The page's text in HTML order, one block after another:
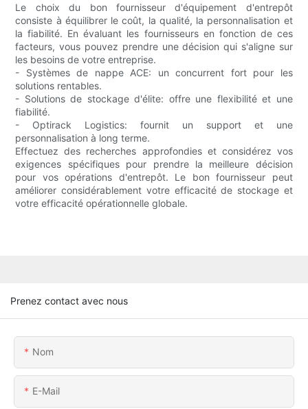
Le choix du bon fournisseur d'équipement d'entrepôt
consiste à équilibrer le coût, la qualité, la personnalisation et
la fiabilité. En évaluant les fournisseurs en fonction de ces
facteurs, vous pouvez prendre une décision qui s'aligne sur
les besoins de votre entreprise.
- Systèmes de nappe ACE: un concurrent fort pour les
solutions rentables.
- Solutions de stockage d'élite: offre une flexibilité et une
fiabilité.
- Optirack Logistics: fournit un support et une
personnalisation à long terme.
Effectuez des recherches approfondies et considérez vos
exigences spécifiques pour prendre la meilleure décision
pour vos opérations d'entrepôt. Le bon fournisseur peut
améliorer considérablement votre efficacité de stockage et
votre efficacité opérationnelle globale.
Prenez contact avec nous
Nom
E-Mail